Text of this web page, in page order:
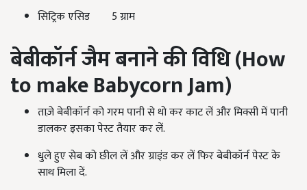
सिट्रिक एसिड 5 ग्राम
बेबीकॉर्न जैम बनाने की विधि (How
to make Babycorn Jam)
ताज़े बेबीकॉर्न को गरम पानी से धो कर काट लें और मिक्सी में पानी
डालकर इसका पेस्ट तैयार कर लें.
धुले हुए सेब को छील लें और ग्राइंड कर लें फिर बेबीकॉर्न पेस्ट के
साथ मिला दें.